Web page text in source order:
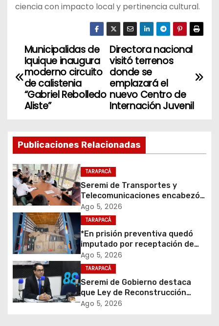
ciencia con impacto local y pertinencia cultural.
N
a
g
a
c
i
ó
n
d
e
e
Directora nacional
visitó terrenos
donde se
emplazará el
nuevo Centro de
Internación Juvenil
Municipalidas de
Iquique inaugura
moderno circuito
de calistenia
“Gabriel Rebolledo
Aliste”
Publicaciones Relacionadas
TARAPACÁ
Seremi de Transportes y
Telecomunicaciones encabezó
primera mesa de coordinación
para el retiro de cables en
desuso en Iquique
Ago 5, 2026
TARAPACÁ
*En prisión preventiva quedó
imputado por receptación de
cigarrillos avaluados en $1.600
millones*
Ago 5, 2026
TARAPACÁ
Seremi de Gobierno destaca
que Ley de Reconstrucción
Nacional impulsará la inversión
Ago 5, 2026